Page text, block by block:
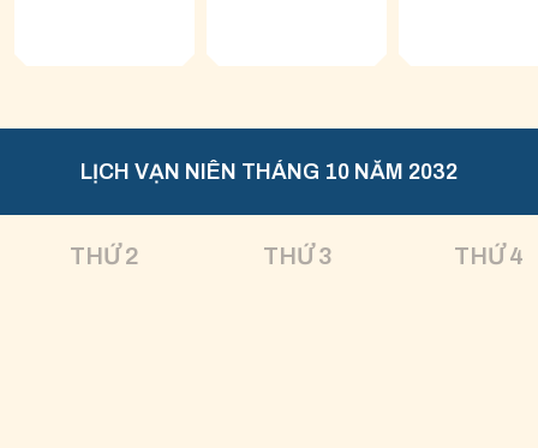
LỊCH VẠN NIÊN THÁNG 10 NĂM 2032
THỨ 2 THỨ 3 THỨ 4